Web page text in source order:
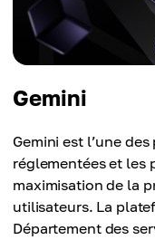
Gemini
Gemini est l’une
réglementées et les
maximisation de la
utilisateurs. La
Département des